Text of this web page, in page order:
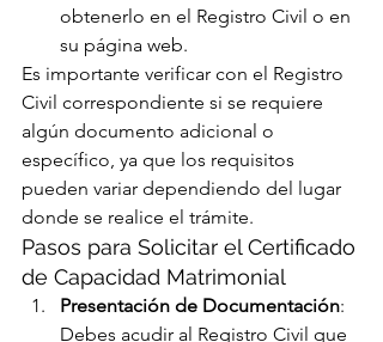
obtenerlo en el Registro Civil o en
su página web.
Es importante verificar con el Registro
Civil correspondiente si se requiere
algún documento adicional o
específico, ya que los requisitos
pueden variar dependiendo del lugar
donde se realice el trámite.
Pasos para Solicitar el Certificado
de Capacidad Matrimonial
Presentación de Documentación:
Debes acudir al Registro Civil que